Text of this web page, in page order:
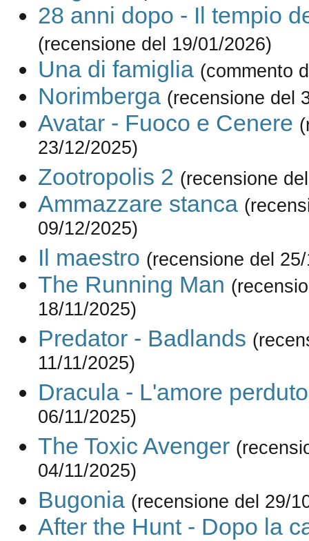
28 anni dopo - Il tempio
(recensione del 19/01/2026)
Una di famiglia (commento
Norimberga (recensione del
Avatar - Fuoco e Cenere
23/12/2025)
Zootropolis 2 (recensione
Ammazzare stanca
09/12/2025)
Il maestro (recensione del
The Running Man
18/11/2025)
Predator - Badlands
11/11/2025)
Dracula - L'amore perduto
06/11/2025)
The Toxic Avenger
04/11/2025)
Bugonia (recensione del 29/
After the Hunt - Dopo la